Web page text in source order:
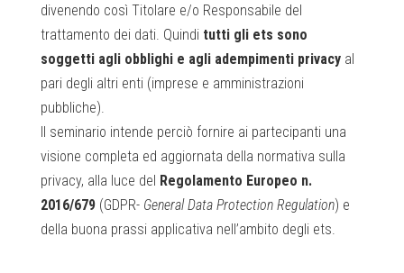
divenendo così Titolare e/o Responsabile del
trattamento dei dati. Quindi tutti gli ets sono
soggetti agli obblighi e agli adempimenti privacyal
pari degli altri enti (imprese e amministrazioni
pubbliche).
Il seminario intende perciò fornire ai partecipanti una
visione completa ed aggiornata della normativa sulla
privacy, alla luce del Regolamento Europeo n.
2016/679(GDPR- General Data Protection Regulation) e
della buona prassi applicativa nell’ambito degli ets.